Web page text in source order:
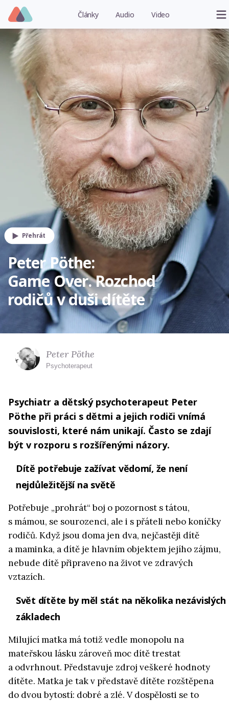
Články Audio Video
Přehrát
Peter Pöthe:
Game Over. Rozchod
rodičů v duši dítěte
Peter Pöthe
Psychoterapeut
Psychiatr a dětský psychoterapeut Peter
Pöthe při práci s dětmi a jejich rodiči vnímá
souvislosti, které nám unikají. Často se zdají
být v rozporu s rozšířenými názory.
Dítě potřebuje zažívat vědomí, že není
nejdůležitější na světě
Potřebuje „prohrát“ boj o pozornost s tátou,
s mámou, se sourozenci, ale i s přáteli nebo koníčky
rodičů. Když jsou doma jen dva, nejčastěji dítě
a maminka, a dítě je hlavním objektem jejího zájmu,
nebude dítě připraveno na život ve zdravých
vztazích.
Svět dítěte by měl stát na několika nezávislých
základech
Milující matka má totiž vedle monopolu na
mateřskou lásku zároveň moc dítě trestat
a odvrhnout. Představuje zdroj veškeré hodnoty
dítěte. Matka je tak v představě dítěte rozštěpena
do dvou bytostí: dobré a zlé. V dospělosti se to